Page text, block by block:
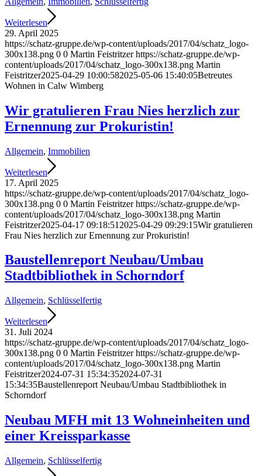
Weiterlesen
29. April 2025
https://schatz-gruppe.de/wp-content/uploads/2017/04/schatz_logo-
300x138.png 0 0 Martin Feistritzer https://schatz-gruppe.de/wp-
content/uploads/2017/04/schatz_logo-300x138.png Martin
Feistritzer2025-04-29 10:00:582025-05-06 15:40:05Betreutes
Wohnen in Calw Wimberg
Wir gratulieren Frau Nies herzlich zur
Ernennung zur Prokuristin!
Allgemein, Immobilien
Weiterlesen
17. April 2025
https://schatz-gruppe.de/wp-content/uploads/2017/04/schatz_logo-
300x138.png 0 0 Martin Feistritzer https://schatz-gruppe.de/wp-
content/uploads/2017/04/schatz_logo-300x138.png Martin
Feistritzer2025-04-17 09:18:51 2025-04-29 09:29:15Wir gratulieren
Frau Nies herzlich zur Ernennung zur Prokuristin!
Baustellenreport Neubau/Umbau
Stadtbibliothek in Schorndorf
Allgemein, Schlüsselfertig
Weiterlesen
31. Juli 2024
https://schatz-gruppe.de/wp-content/uploads/2017/04/schatz_logo-
300x138.png 0 0 Martin Feistritzer https://schatz-gruppe.de/wp-
content/uploads/2017/04/schatz_logo-300x138.png Martin
Feistritzer2024-07-31 15:34:352024-07-31
15:34:35Baustellenreport Neubau/Umbau Stadtbibliothek in
Schorndorf
Neubau MFH mit 13 Wohneinheiten und
einer Kreissparkasse
Allgemein, Schlüsselfertig